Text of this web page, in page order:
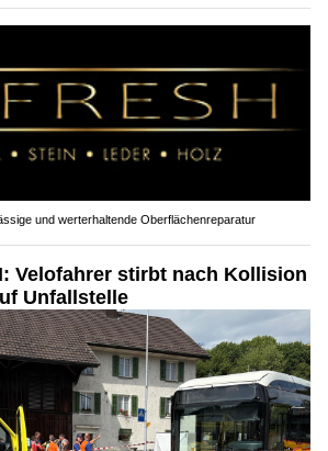
und werterhaltende Oberflächenreparatur
Velofahrer stirbt nach Kollision
Unfallstelle